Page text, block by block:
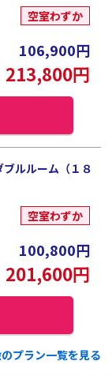
空室わずか
106,900円
213,800円
ブルルーム（１８
空室わずか
100,800円
201,600円
プラン一覧を見る